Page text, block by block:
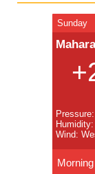
Sunday
Wind:
Morning